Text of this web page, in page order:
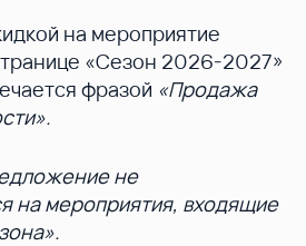
на мероприятие
«Сезон 2026-2027»
фразой «Продажа
не
на мероприятия, входящие